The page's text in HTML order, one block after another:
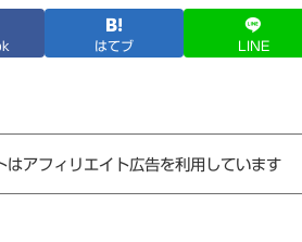
はてブ LINE
はアフィリエイト広告を利用しています